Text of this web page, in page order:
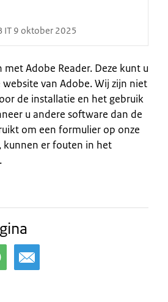
IT 9 oktober 2025
Adobe Reader. Deze kunt u
van Adobe. Wij zijn niet
de installatie en het gebruik
u andere software dan de
om een formulier op onze
kunnen er fouten in het